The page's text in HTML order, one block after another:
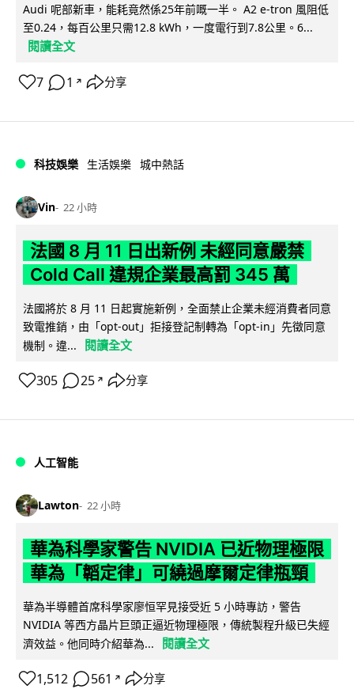
Audi 呢部新車，能耗竟然係25年前嘅一半。 A2 e-tron 風阻低
至0.24，每百公里只需12.8 kWh，一度電行到7.8公里。6...
閱讀全文
7 1 ↗ 分享
科技娛樂 生活娛樂 城中熱話
Vin 22 小時
法國 8 月 11 日出新例 未經同意嚴禁
Cold Call 違規企業最高罰 345 萬
法國將於 8 月 11 日起實施新例，全面禁止企業未經消費者同意
致電推銷，由「opt-out」拒接登記制轉為「opt-in」先徵同意
機制。違...
閱讀全文
305 25 ↗ 分享
人工智能
Lawton 22 小時
華為科學家警告 NVIDIA 已近物理極限
華為「韜定律」可繞過摩爾定律瓶頸
華為半導體首席科學家廖恒罕見接受近 5 小時專訪，警告
NVIDIA 等西方晶片巨頭正逼近物理極限，傳統製程升級已失經
濟效益。他同時介紹華為...
閱讀全文
1,512 561 ↗ 分享